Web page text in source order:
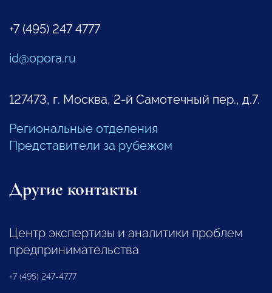
+7 (495) 247 4777
id@opora.ru
127473, г. Москва, 2-й Самотечный пер., д.7.
Региональные отделения
Представители за рубежом
Другие контакты
Центр экспертизы и аналитики проблем
предпринимательства
+7 (495) 247-4777